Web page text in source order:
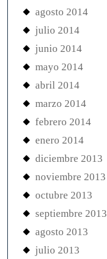
agosto 2014
julio 2014
junio 2014
mayo 2014
abril 2014
marzo 2014
febrero 2014
enero 2014
diciembre 2013
noviembre 2013
octubre 2013
septiembre 2013
agosto 2013
julio 2013